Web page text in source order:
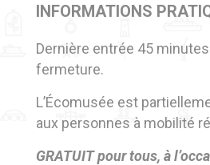
INFORMATIONS
Dernière entrée 45
fermeture.
L’Écomusée est
aux personnes à mobilité
GRATUIT pour tous, à